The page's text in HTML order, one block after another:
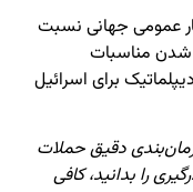
عمومی جهانی نسبت
شدن مناسبات
برای اسرائیل
دقیق حملات
را بدانید، کافی